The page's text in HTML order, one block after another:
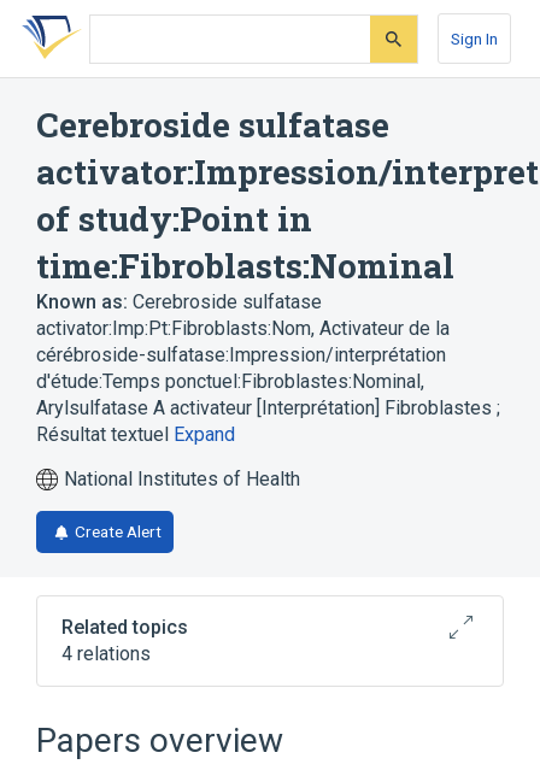
Skip
search
Skip
Skip
account
Sign In
Cerebroside sulfatase
activator:Impression/
of study:Point in
time:Fibroblasts:Nominal
Known as: Cerebroside sulfatase
activator:Imp:Pt:Fibroblasts:Nom, Activateur de la
cérébroside-sulfatase:Impression/interprétation
d'étude:Temps ponctuel:Fibroblastes:Nominal,
Arylsulfatase A activateur [Interprétation] Fibroblastes ;
Résultat textuel Expand
National Institutes of Health
Create Alert
Related topics
4 relations
Cerebroside-Sulfatase
Chemical procedure
Nom
Papers overview